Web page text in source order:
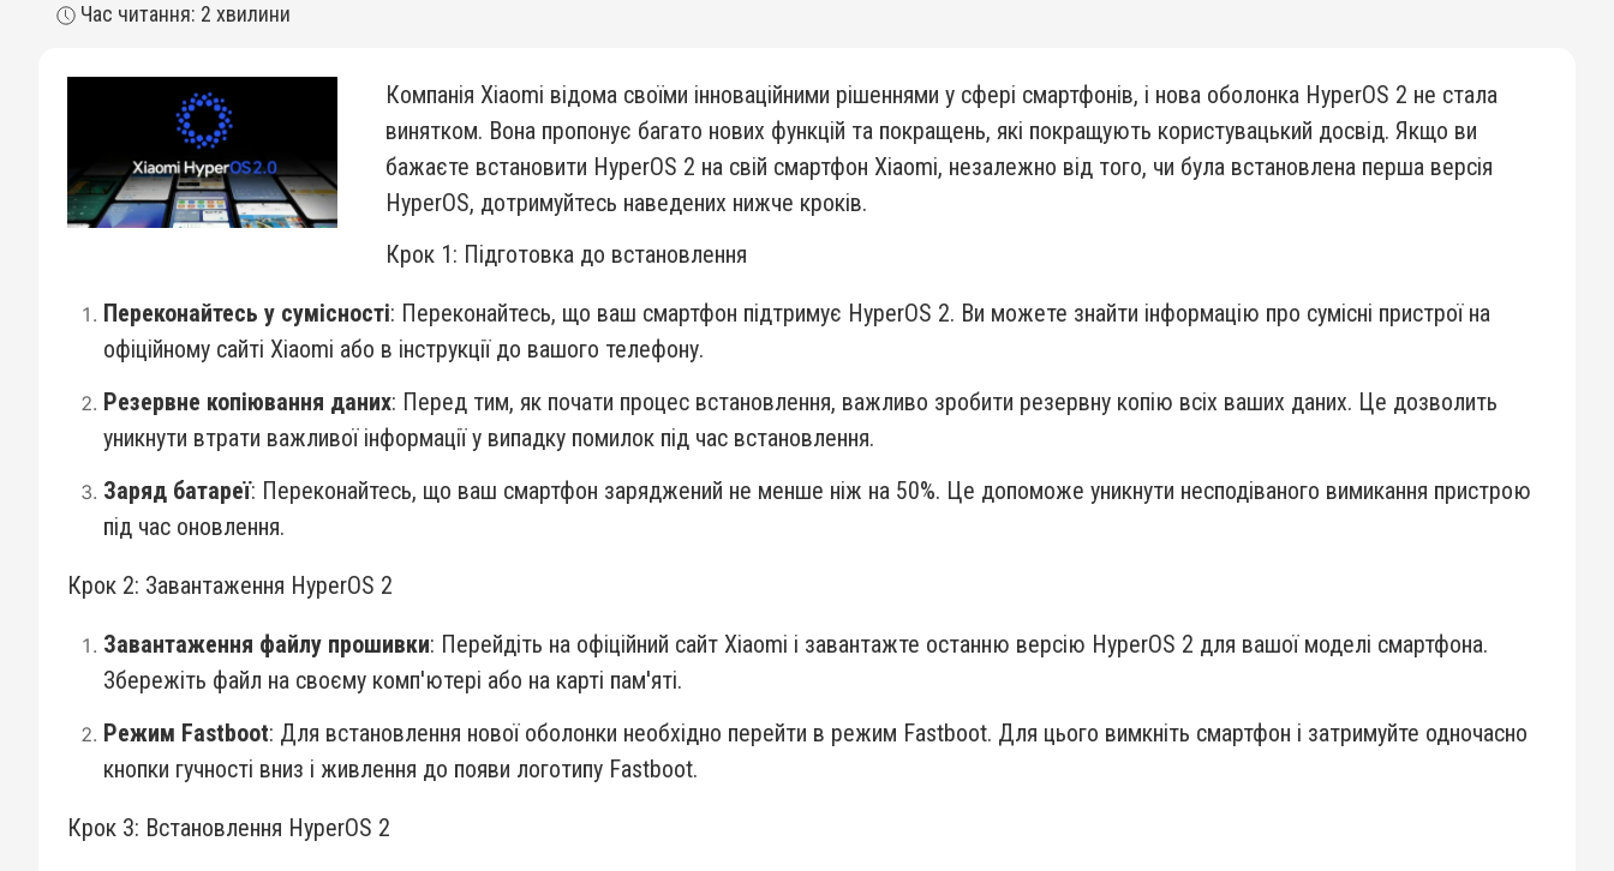
Час читання: 2 хвилини
Компанія Xiaomi відома своїми інноваційними рішеннями у сфері смартфонів, і нова оболонка HyperOS 2 не стала
винятком. Вона пропонує багато нових функцій та покращень, які покращують користувацький досвід. Якщо ви
бажаєте встановити HyperOS 2 на свій смартфон Xiaomi, незалежно від того, чи була встановлена перша версія
HyperOS, дотримуйтесь наведених нижче кроків.
Крок 1: Підготовка до встановлення
Переконайтесь у сумісності: Переконайтесь, що ваш смартфон підтримує HyperOS 2. Ви можете знайти інформацію про сумісні пристрої на
офіційному сайті Xiaomi або в інструкції до вашого телефону.
Резервне копіювання даних: Перед тим, як почати процес встановлення, важливо зробити резервну копію всіх ваших даних. Це дозволить
уникнути втрати важливої інформації у випадку помилок під час встановлення.
Заряд батареї: Переконайтесь, що ваш смартфон заряджений не менше ніж на 50%. Це допоможе уникнути несподіваного вимикання пристрою
під час оновлення.
Крок 2: Завантаження HyperOS 2
Завантаження файлу прошивки: Перейдіть на офіційний сайт Xiaomi і завантажте останню версію HyperOS 2 для вашої моделі смартфона.
Збережіть файл на своєму комп'ютері або на карті пам'яті.
Режим Fastboot: Для встановлення нової оболонки необхідно перейти в режим Fastboot. Для цього вимкніть смартфон і затримуйте одночасно
кнопки гучності вниз і живлення до появи логотипу Fastboot.
Крок 3: Встановлення HyperOS 2